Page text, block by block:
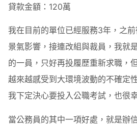
貸款金額：120萬
我在目前的單位已經服務3年，之
景氣影響，接連改組與裁員，我就
的一員，只好再投履歷重新求職，
越來越感受到大環境波動的不確定
我下定決心要投入公職考試，也很
當公務員的其中一項好處，就是辦